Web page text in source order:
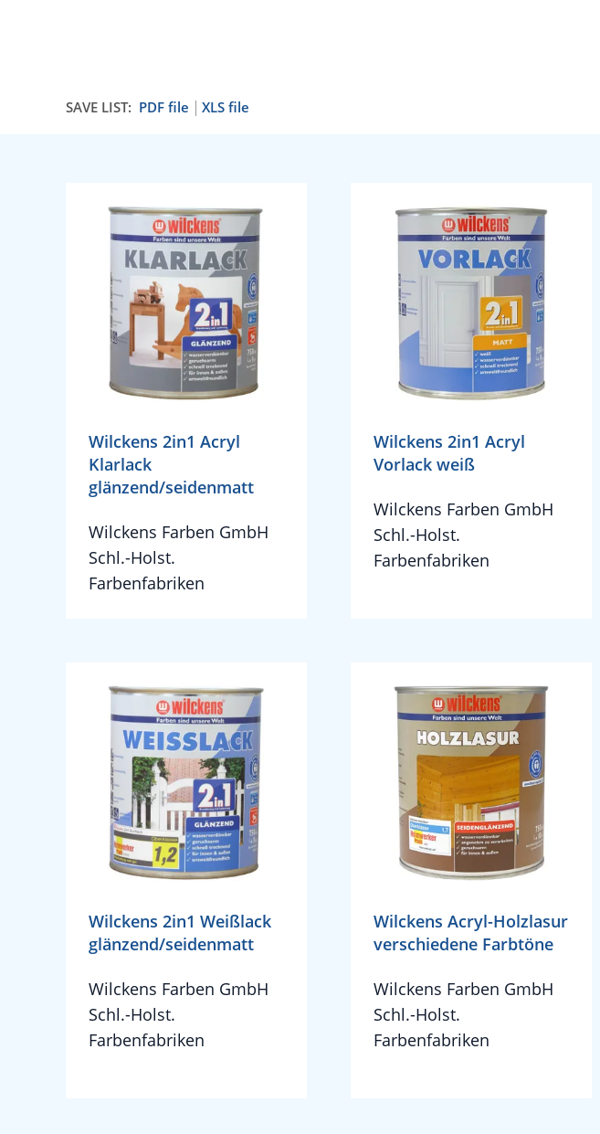
SAVE LIST: PDF file XLS file
Wilckens 2in1 Acryl
Klarlack
glänzend/seidenmatt
Wilckens Farben GmbH
Schl.-Holst.
Farbenfabriken
Wilckens 2in1 Acryl
Vorlack weiß
Wilckens Farben GmbH
Schl.-Holst.
Farbenfabriken
Wilckens 2in1 Weißlack
glänzend/seidenmatt
Wilckens Farben GmbH
Schl.-Holst.
Farbenfabriken
Wilckens Acryl-Holzlasur
verschiedene Farbtöne
Wilckens Farben GmbH
Schl.-Holst.
Farbenfabriken